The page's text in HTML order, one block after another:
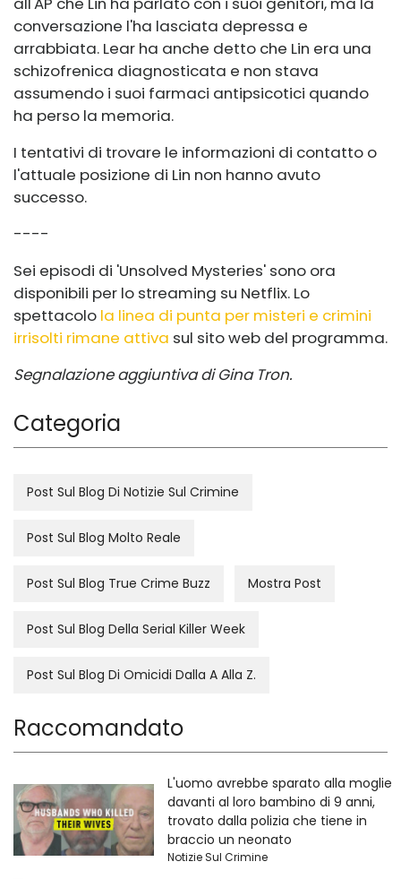
conversazione l'ha lasciata depressa e
arrabbiata. Lear ha anche detto che Lin era una
schizofrenica diagnosticata e non stava
assumendo i suoi farmaci antipsicotici quando
ha perso la memoria.
I tentativi di trovare le informazioni di contatto o
l'attuale posizione di Lin non hanno avuto
successo.
----
Sei episodi di 'Unsolved Mysteries' sono ora
disponibili per lo streaming su Netflix. Lo
spettacolo la linea di punta per misteri e crimini
irrisolti rimane attiva sul sito web del programma.
Segnalazione aggiuntiva di Gina Tron.
Categoria
Post Sul Blog Di Notizie Sul Crimine
Post Sul Blog Molto Reale
Post Sul Blog True Crime Buzz Mostra Post
Post Sul Blog Della Serial Killer Week
Post Sul Blog Di Omicidi Dalla A Alla Z.
Raccomandato
L'uomo avrebbe sparato alla moglie
davanti al loro bambino di 9 anni,
trovato dalla polizia che tiene in
braccio un neonato
Notizie Sul Crimine